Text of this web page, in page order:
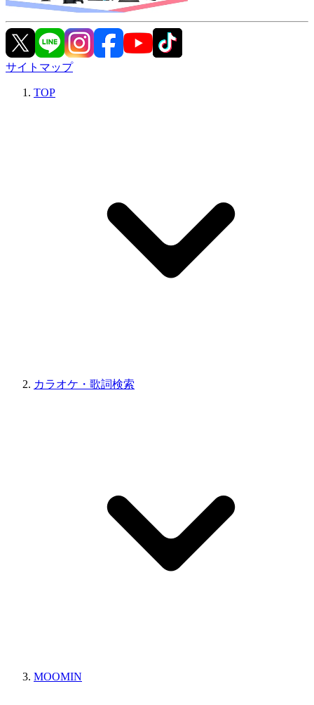
サイトマップ
TOP
カラオケ・歌詞検索
MOOMIN